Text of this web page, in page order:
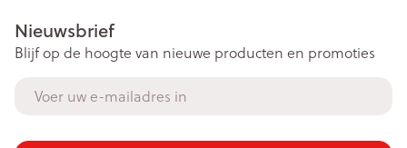
Nieuwsbrief
Blijf op de hoogte van nieuwe producten en promoties